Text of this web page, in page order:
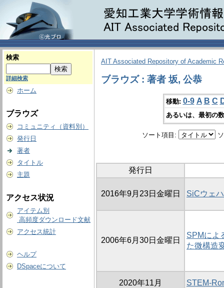
検索
詳細検索
ホーム
ブラウズ
コミュニティ（資料別）
発行日
著者
タイトル
主題
アクセス状況
アイテム別
高頻度ダウンロード文献
アクセス統計
ヘルプ
DSpaceについて
AIT Associated Repository of Academic
ブラウズ : 著者 坂, 公恭
移動: 0-9 A B C
あるいは、最初の
ソート項目:
発行日
2016年9月23日金曜日 SiCウェ
2006年6月30日金曜日
SPMによ
た微構造
2020年11月 STEM-